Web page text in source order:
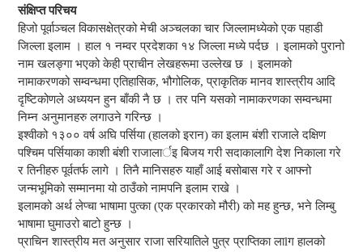
संक्षिप्त परिचय
हिजो पूर्वाञ्चल विकासक्षेत्रको मेची अञ्चलका चार जिल्लामध्येको एक पहाडी
जिल्ला इलाम । हाल १ नम्वर प्रदेशका १४ जिल्ला मध्ये पर्दछ । इलामको पुरानो
नाम खलङ्गा भएको केही प्राचीन लेखहरूमा उल्लेख छ । इलामको
नामाकरणको सम्वन्धमा एतिहासिक, भौगोलिक, प्राकृतिक मानव शास्त्रीय आदि
दृष्टिकोणले अध्ययन हुन बाँकी नै छ । तर पनि यसको नामाकरणका सम्वन्धमा
निम्न अनुमानहरु लगाउने गरिन्छ ।
इश्वीको १३०० वर्ष अघि पर्सिया (हालको इरान) का इलाम बंशी राजाले दक्षिण
पश्चिम पर्सियाका काशी बंशी राजालार्इ बिजय गरी सदाकालागि देश निकाला गरे
र तिनीहरु पूर्वतर्फ लागे । तिनै मानिसहरु याहाँ आई बसोबास गरे र आफ्नो
जन्मभूमिको सम्मानमा यो ठाउँको नामपनि इलाम राखे ।
इलामको अर्थ लेप्चा भाषामा पुत्का (एक प्रकारको मौरी) को मह हुन्छ, भने लिम्बु
भाषामा घुमाउरो बाटो हुन्छ ।
प्राचिन शास्त्रीय मत अनुसार राजा सरियातिले पुत्र प्राप्तिका लाlग हालको